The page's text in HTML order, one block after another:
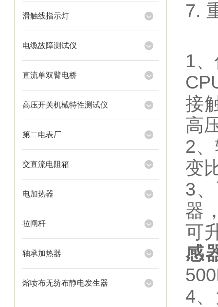
滑触线指示灯
电缆故障测试仪
直流单双臂电桥
高压开关机械特性测试仪
第二电表厂
交直流电阻箱
电加热器
拉闸杆
轴承加热器
熔喷布无纺布静电发生器
7.
1
接
高
2
变
3
器
可
感
4